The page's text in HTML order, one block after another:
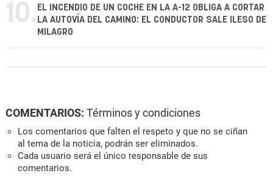
10. EL INCENDIO DE UN COCHE EN LA A-12 OBLIGA A CORTAR
LA AUTOVÍA DEL CAMINO: EL CONDUCTOR SALE ILESO DE
MILAGRO
COMENTARIOS: Términos y condiciones
Los comentarios que falten el respeto y que no se ciñan
al tema de la noticia, podrán ser eliminados.
Cada usuario será el único responsable de sus
comentarios.